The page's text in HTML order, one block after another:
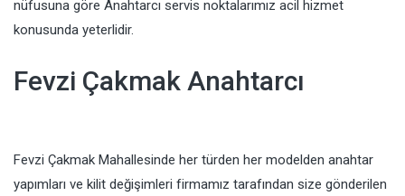
nüfusuna göre Anahtarcı servis noktalarımız acil hizmet
konusunda yeterlidir.
Fevzi Çakmak Anahtarcı
Fevzi Çakmak Mahallesinde her türden her modelden anahtar
yapımları ve kilit değişimleri firmamız tarafından size gönderilen